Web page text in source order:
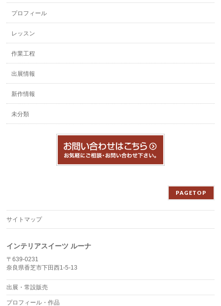
プロフィール
レッスン
作業工程
出展情報
新作情報
未分類
PAGETOP
サイトマップ
インテリアスイーツ ルーナ
〒639-0231
奈良県香芝市下田西1-5-13
出展・常設販売
プロフィール・作品